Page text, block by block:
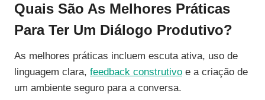
Quais São As Melhores Práticas
Para Ter Um Diálogo Produtivo?
As melhores práticas incluem escuta ativa, uso de
linguagem clara, feedback construtivo e a criação de
um ambiente seguro para a conversa.